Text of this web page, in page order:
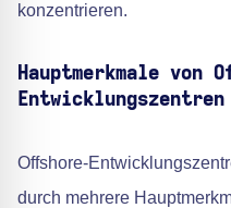
konzentrieren.
Hauptmerkmale von
Entwicklungszentren
Offshore-
durch mehrere